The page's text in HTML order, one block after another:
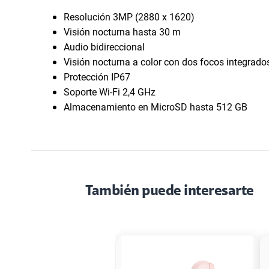
Resolución 3MP (2880 x 1620)
Visión nocturna hasta 30 m
Audio bidireccional
Visión nocturna a color con dos focos
Protección IP67
Soporte Wi-Fi 2,4 GHz
Almacenamiento en MicroSD hasta 512 GB
También puede interesarte